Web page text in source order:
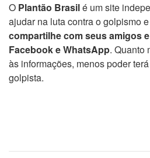
O Plantão Brasilé um site
ajudar na luta contra o golpismo
compartilhe com seus amigos
Facebook e WhatsApp. Quanto
às informações, menos poder
golpista.